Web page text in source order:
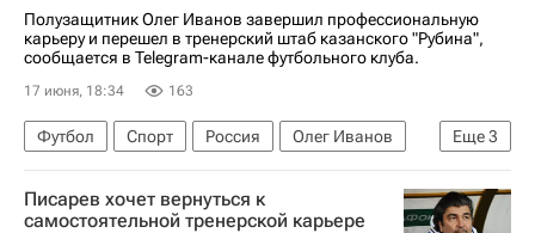
Полузащитник Олег Иванов завершил профессиональную
карьеру и перешел в тренерский штаб казанского "Рубина",
сообщается в Telegram-канале футбольного клуба.
17 июня, 18:34 163
Еще3
Футбол Спорт Россия
Олег Иванов
Рубин
Уфа Ахмат
Писарев хочет вернуться к
самостоятельной тренерской карьере